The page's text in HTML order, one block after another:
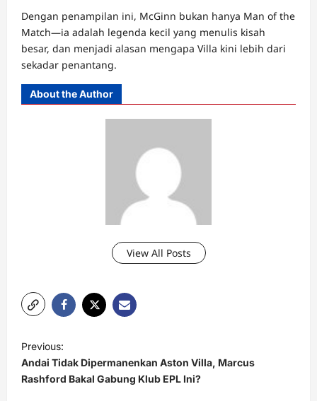
Dengan penampilan ini, McGinn bukan hanya Man of the
Match—ia adalah legenda kecil yang menulis kisah
besar, dan menjadi alasan mengapa Villa kini lebih dari
sekadar penantang.
About the Author
View All Posts
P
o
s
Previous:
Andai Tidak Dipermanenkan Aston Villa, Marcus
Rashford Bakal Gabung Klub EPL Ini?